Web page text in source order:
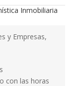
y Empresas,
con las horas